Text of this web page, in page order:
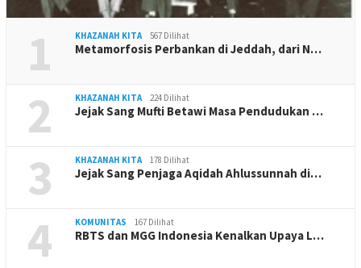
1 KHAZANAH KITA 567 Dilihat
Metamorfosis Perbankan di Jeddah, dari N…
2 KHAZANAH KITA 224 Dilihat
Jejak Sang Mufti Betawi Masa Pendudukan …
3 KHAZANAH KITA 178 Dilihat
Jejak Sang Penjaga Aqidah Ahlussunnah di…
4 KOMUNITAS 167 Dilihat
RBTS dan MGG Indonesia Kenalkan Upaya L…